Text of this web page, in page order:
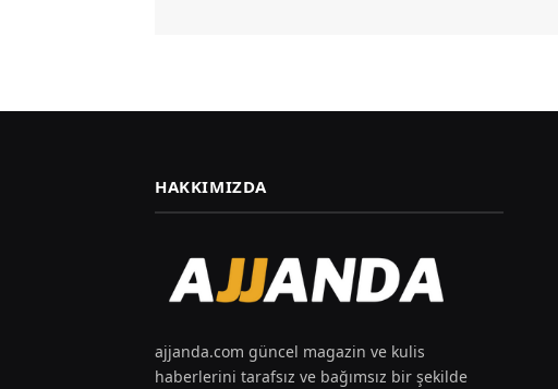
HAKKIMIZDA
ajjanda.com güncel magazin ve kulis
haberlerini tarafsız ve bağımsız bir şekilde